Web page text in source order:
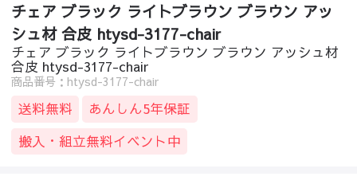
チェア ブラック ライトブラウン ブラウン アッ
シュ材 合皮 htysd-3177-chair
チェア ブラック ライトブラウン ブラウン アッシュ材
合皮 htysd-3177-chair
商品番号：htysd-3177-chair
送料無料
あんしん5年保証
搬入・組立無料イベント中